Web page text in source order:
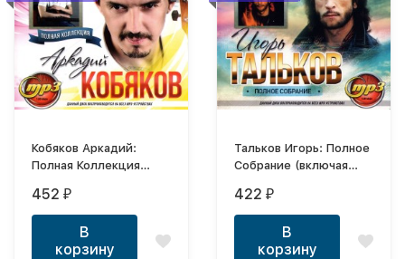
Кобяков Аркадий:
Полная Коллекция
мир к твоим ногам" и
"Мрак и холод - NEW")
452 ₽
В
корзину
Тальков Игорь: Полное
Собрание (включая
откуда ты взялась:
Новое звучание")
422 ₽
В
корзину